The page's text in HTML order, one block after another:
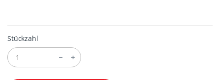
Stückzahl